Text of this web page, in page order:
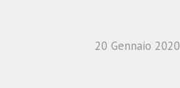
20 Gennaio 2020